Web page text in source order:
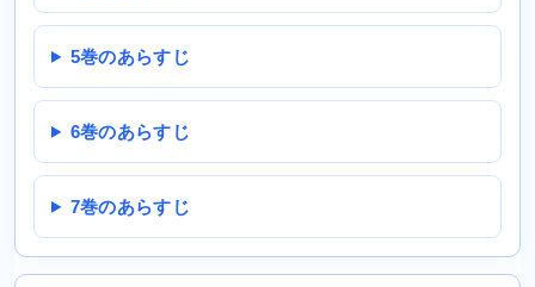
5巻のあらすじ
6巻のあらすじ
7巻のあらすじ